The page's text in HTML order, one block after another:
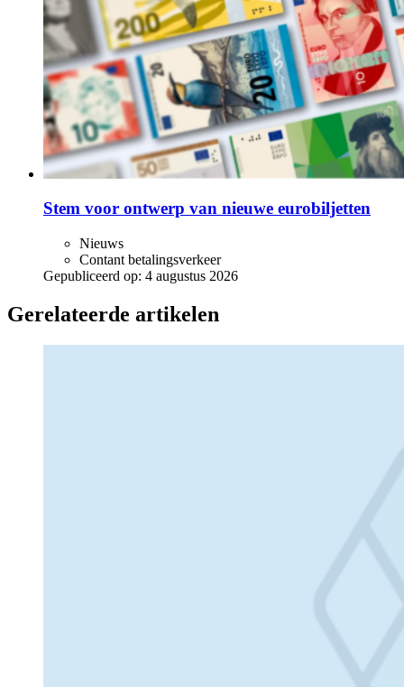
Stem voor ontwerp van nieuwe eurobiljetten
Nieuws
Contant betalingsverkeer
Gepubliceerd op: 4 augustus 2026
Gerelateerde artikelen